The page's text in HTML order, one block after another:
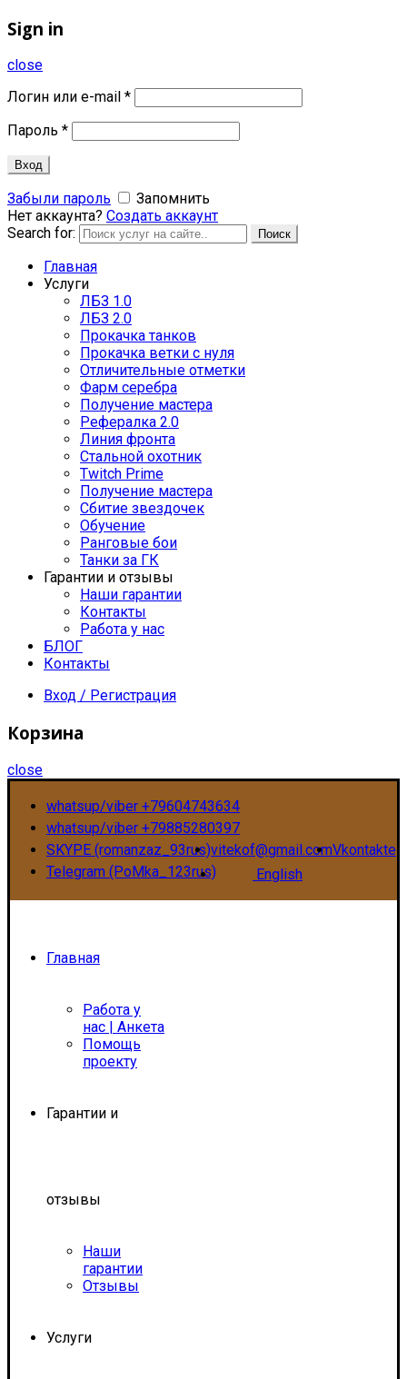
Sign in
close
Логин или e-mail *
Пароль *
Вход
Забыли пароль
Запомнить
Нет аккаунта? Создать аккаунт
Search for:
Поиск
Главная
Услуги
ЛБЗ 1.0
ЛБЗ 2.0
Прокачка танков
Прокачка ветки с нуля
Отличительные отметки
Фарм серебра
Получение мастера
Рефералка 2.0
Линия фронта
Стальной охотник
Twitch Prime
Получение мастера
Сбитие звездочек
Обучение
Ранговые бои
Танки за ГК
Гарантии и отзывы
Наши гарантии
Контакты
Работа у нас
БЛОГ
Контакты
Вход / Регистрация
Корзина
close
whatsup/viber +79604743634
whatsup/viber +79885280397
SKYPE (romanzaz_93rus)vitekof@gmail.comVkontakte
Telegram (PoMka_123rus)
English
Главная
Работа у
нас | Анкета
Помощь
проекту
Гарантии и
отзывы
Наши
гарантии
Отзывы
Услуги